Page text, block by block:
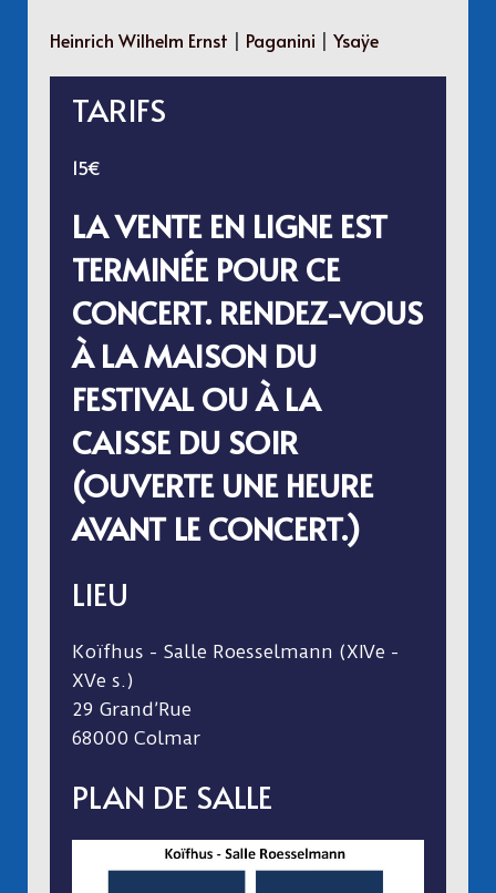
Heinrich Wilhelm Ernst | Paganini | Ysaÿe
TARIFS
15€
LA VENTE EN LIGNE EST
TERMINÉE POUR CE
CONCERT. RENDEZ-VOUS
À LA MAISON DU
FESTIVAL OU À LA
CAISSE DU SOIR
(OUVERTE UNE HEURE
AVANT LE CONCERT.)
LIEU
Koïfhus - Salle Roesselmann (XIVe -
XVe s.)
29 Grand’Rue
68000 Colmar
PLAN DE SALLE